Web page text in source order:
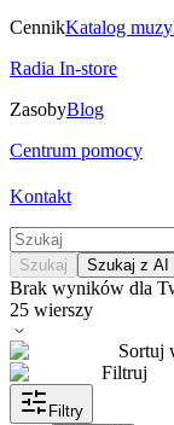
CennikKatalog
Radia In-store
ZasobyBlog
Centrum pomocy
Kontakt
Szukaj Szukaj z AI
Brak wyników dla
25 wierszy
Sortuj
Filtruj
Filtry